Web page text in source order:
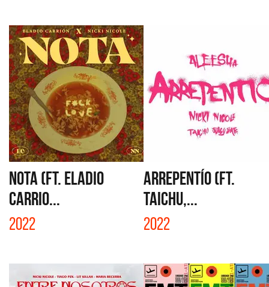
NOTA (FT. ELADIO
CARRIO...
2022
ARREPENTÍO (FT.
TAICHU,...
2022